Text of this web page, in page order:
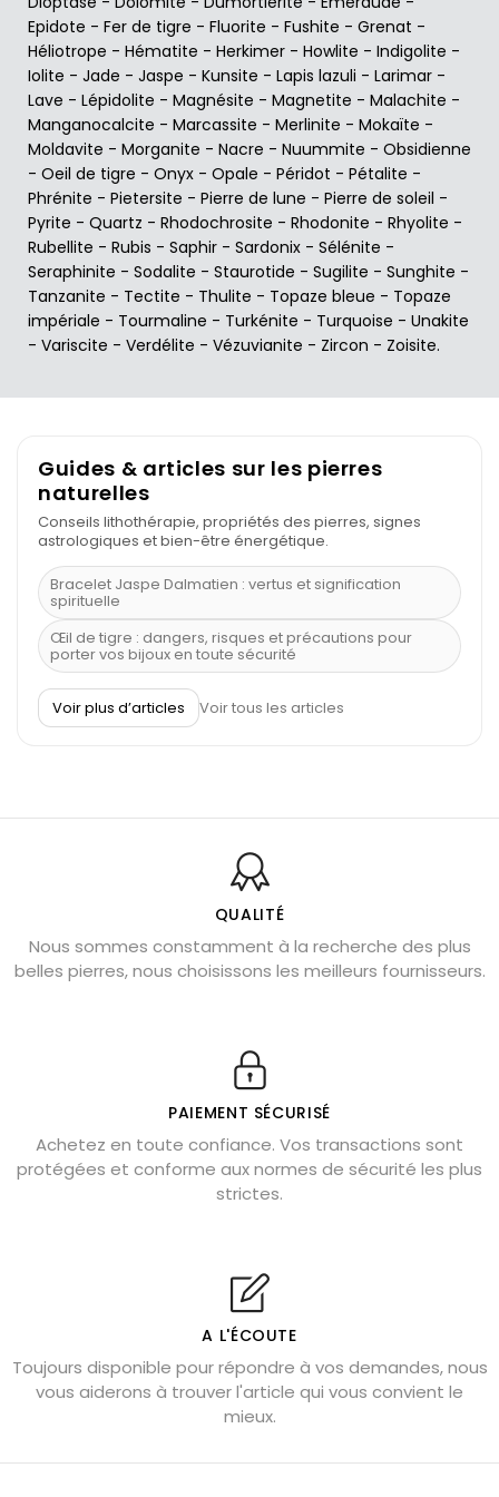
Epidote - Fer de tigre - Fluorite - Fushite - Grenat -
Héliotrope - Hématite - Herkimer - Howlite - Indigolite -
Iolite - Jade - Jaspe - Kunsite - Lapis lazuli - Larimar -
Lave - Lépidolite - Magnésite - Magnetite - Malachite -
Manganocalcite - Marcassite - Merlinite - Mokaïte -
Moldavite - Morganite - Nacre - Nuummite - Obsidienne
- Oeil de tigre - Onyx - Opale - Péridot - Pétalite -
Phrénite - Pietersite - Pierre de lune - Pierre de soleil -
Pyrite - Quartz - Rhodochrosite - Rhodonite - Rhyolite -
Rubellite - Rubis - Saphir - Sardonix - Sélénite -
Seraphinite - Sodalite - Staurotide - Sugilite - Sunghite -
Tanzanite - Tectite - Thulite - Topaze bleue - Topaze
impériale - Tourmaline - Turkénite - Turquoise - Unakite
- Variscite - Verdélite - Vézuvianite - Zircon - Zoisite.
Guides & articles sur les pierres
naturelles
Conseils lithothérapie, propriétés des pierres, signes
astrologiques et bien-être énergétique.
Bracelet Jaspe Dalmatien : vertus et signification
spirituelle
Œil de tigre : dangers, risques et précautions pour
porter vos bijoux en toute sécurité
À quel poignet porter un bracelet de pierre
Découvrez le scorpion et ses pierres
Bienfaits de la sélénite – pierre des anges
L’améthyste est-elle faite pour moi ?
Chrysocolle : pierre apaisante
Obsidienne dorée : vertus et signification
Véritable citrine naturelle non chauffée
Où placer la citrine dans la maison
Cornaline : propriétés magiques
Capricorne : quelles pierres choisir
Shungite : purification et protection
Bagues en labradorite argent 925
Lapis lazuli : propriétés et précautions
Citrine : propriétés magiques
Aigue-marine : propriétés et couleurs
Voir plus d’articles Voir tous les articles
QUALITÉ
Nous sommes constamment à la recherche des plus
belles pierres, nous choisissons les meilleurs fournisseurs.
PAIEMENT SÉCURISÉ
Achetez en toute confiance. Vos transactions sont
protégées et conforme aux normes de sécurité les plus
strictes.
A L'ÉCOUTE
Toujours disponible pour répondre à vos demandes, nous
vous aiderons à trouver l'article qui vous convient le
mieux.